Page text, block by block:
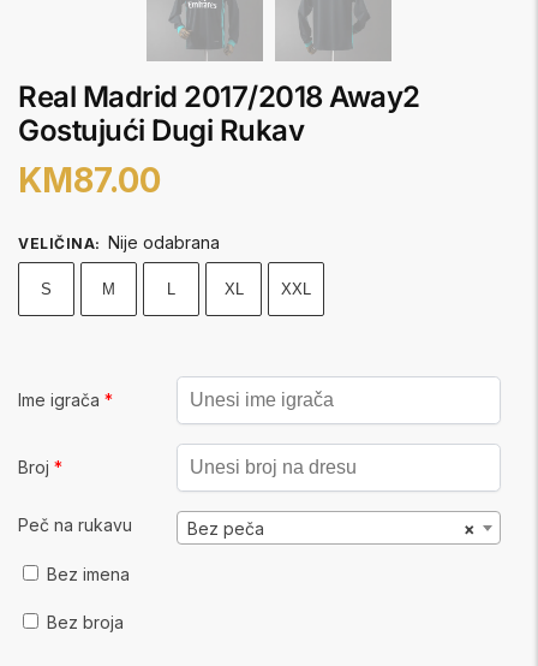
Real Madrid 2017/2018 Away2
Gostujući Dugi Rukav
KM87.00
VELIČINA: Nije odabrana
S M L XL XXL
Ime igrača *
Broj *
Peč na rukavu ×
Bez peča
Bez imena
Bez broja